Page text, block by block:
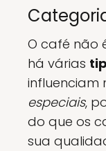
O café não
há várias
influenciam
especiais,
do que os
sua